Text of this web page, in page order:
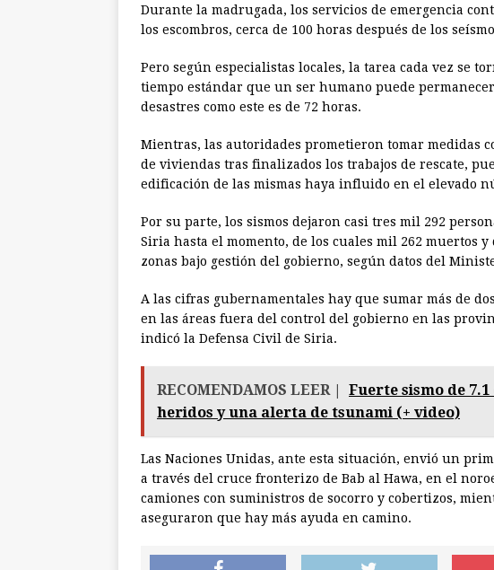
Durante la madrugada, los servicios de emergencia
los escombros, cerca de 100 horas después de los
Pero según especialistas locales, la tarea cada vez se
tiempo estándar que un ser humano puede
desastres como este es de 72 horas.
Mientras, las autoridades prometieron tomar medidas
de viviendas tras finalizados los trabajos de rescate,
edificación de las mismas haya influido en el elevado
Por su parte, los sismos dejaron casi tres mil 292
Siria hasta el momento, de los cuales mil 262 muertos
zonas bajo gestión del gobierno, según datos del
A las cifras gubernamentales hay que sumar más de
en las áreas fuera del control del gobierno en las
indicó la Defensa Civil de Siria.
RECOMENDAMOS LEER |
Fuerte sismo de
heridos y una alerta de tsunami (+ video)
Las Naciones Unidas, ante esta situación, envió un
a través del cruce fronterizo de Bab al Hawa, en el
camiones con suministros de socorro y cobertizos,
aseguraron que hay más ayuda en camino.